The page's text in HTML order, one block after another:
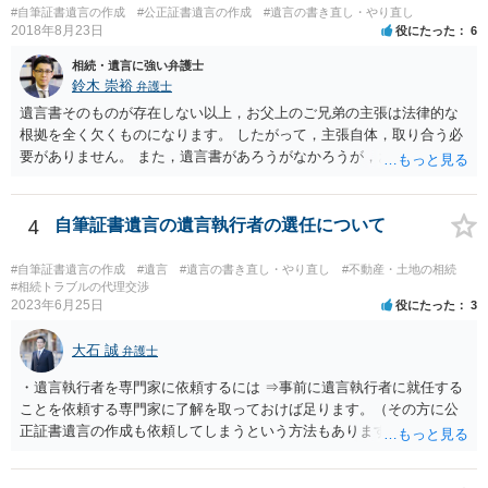
#自筆証書遺言の作成 #公正証書遺言の作成 #遺言の書き直し・やり直し
2018年8月23日 役にたった 6
相続・遺言に強い弁護士
鈴木 崇裕 弁護士
遺言書そのものが存在しない以上，お父上のご兄弟の主張は法律的な
根拠を全く欠くものになります。 したがって，主張自体，取り合う必
要がありません。 また，遺言書があろうがなかろうが，お父上のご兄
ご回答にもありますが， 代理人弁護士をたてて，その弁護士から相手
方に対して， ・相続に関する主張は法的根拠がなく，一切応じないこ
ようであれば警察への通報や法的措置も辞さないこと などを記載した
書面を発送してもらうことがよろしいように思います。
4 自筆証書遺言の遺言執行者の選任について
#自筆証書遺言の作成 #遺言 #遺言の書き直し・やり直し
#不動産・土地の相続
#相続トラブルの代理交渉
2023年6月25日 役にたった 3
大石 誠 弁護士
・遺言執行者を専門家に依頼するには ⇒事前に遺言執行者に就任する
ことを依頼する専門家に了解を取っておけば足ります。（その方に公
正証書遺言の作成も依頼してしまうという方法もあります） 事前に了
ません。 遺言執行者に就任し、遺言執行が完了したときの報酬だけ、